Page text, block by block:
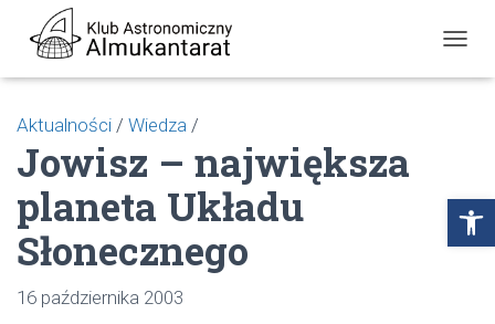
Open toolbar
R
N
Aktualności / Wiedza /
Jowisz – największa
planeta Układu
Słonecznego
16 października 2003